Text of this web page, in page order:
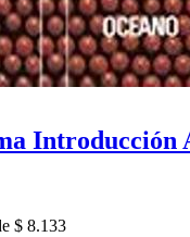
Introducción
$ 8.133